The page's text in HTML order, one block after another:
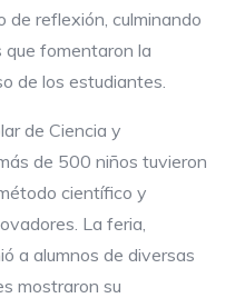
de reflexión, culminando
fomentaron la
de los estudiantes.
de Ciencia y
de 500 niños tuvieron
científico y
La feria,
a alumnos de diversas
mostraron su